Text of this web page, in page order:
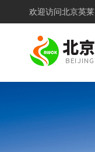
欢迎访问北京英